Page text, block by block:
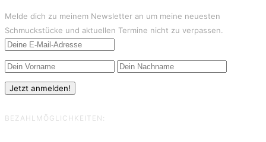
Melde dich zu meinem Newsletter an um meine neuesten
Schmuckstücke und aktuellen Termine nicht zu verpassen.
BEZAHLMÖGLICHKEITEN: